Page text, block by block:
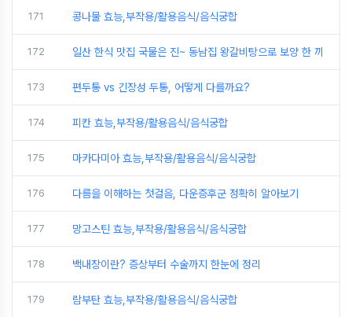
171 콩나물 효능,부작용/활용음식/음식궁합
172 일산 한식 맛집 국물은 진~ 동남집 왕갈비탕으로 보양 한 끼
173 편두통 vs 긴장성 두통, 어떻게 다를까요?
174 피칸 효능,부작용/활용음식/음식궁합
175 마카다미아 효능,부작용/활용음식/음식궁합
176 다름을 이해하는 첫걸음, 다운증후군 정확히 알아보기
177 망고스틴 효능,부작용/활용음식/음식궁합
178 백내장이란? 증상부터 수술까지 한눈에 정리
179 람부탄 효능,부작용/활용음식/음식궁합